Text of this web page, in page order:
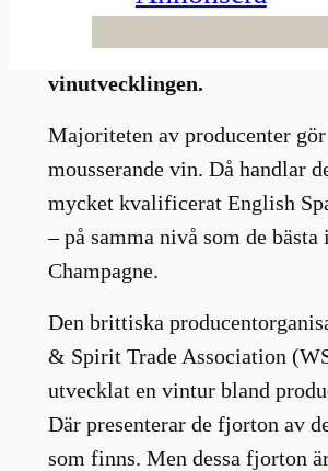
vingårdar många strån
upplever att de ligger tjugo år
vinutvecklingen.
Majoriteten av producenter gör
mousserande vin. Då handlar
mycket kvalificerat English
– på samma nivå som de bästa i
Champagne.
Den brittiska
& Spirit Trade Association
utvecklat en vintur bland
Där presenterar de fjorton av
som finns. Men dessa fjorton